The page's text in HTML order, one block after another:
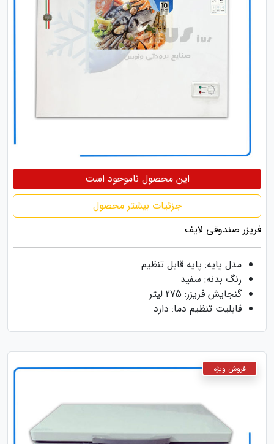
این محصول ناموجود است
جزئیات بیشتر محصول
فریزر صندوقی لایف
مدل پایه: پایه قابل تنظیم
رنگ بدنه: سفید
گنجایش فریزر: 275 لیتر
قابلیت تنظیم دما: دارد